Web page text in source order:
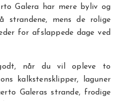
Galera har mere byliv og
mens de rolige
for afslappede dage ved
godt, når du vil opleve to
kalkstensklipper, laguner
Galeras strande, frodige